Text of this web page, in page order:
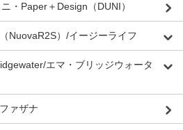
・Paper＋Design（DUNI）
NuovaR2S）/イージーライフ
エマ・ブリッジウォータ
ァザナ